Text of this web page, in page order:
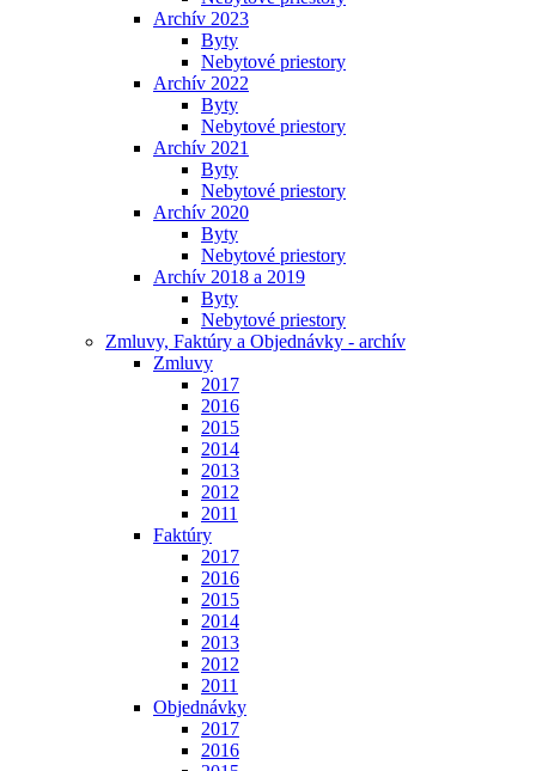
Archív 2023
Byty
Nebytové priestory
Archív 2022
Byty
Nebytové priestory
Archív 2021
Byty
Nebytové priestory
Archív 2020
Byty
Nebytové priestory
Archív 2018 a 2019
Byty
Nebytové priestory
Zmluvy, Faktúry a Objednávky - archív
Zmluvy
2017
2016
2015
2014
2013
2012
2011
Faktúry
2017
2016
2015
2014
2013
2012
2011
Objednávky
2017
2016